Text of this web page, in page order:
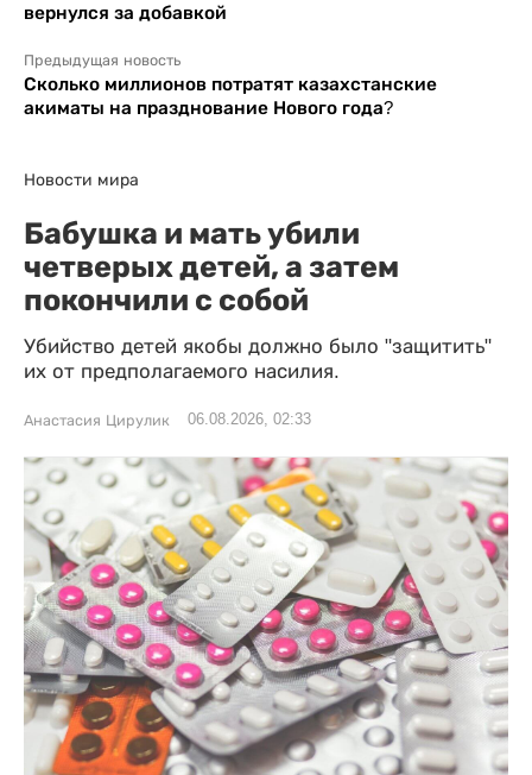
вернулся за добавкой
Предыдущая новость
Сколько миллионов потратят казахстанские
акиматы на празднование Нового года?
Новости мира
Бабушка и мать убили
четверых детей, а затем
покончили с собой
Убийство детей якобы должно было "защитить"
их от предполагаемого насилия.
Анастасия Цирулик 06.08.2026, 02:33